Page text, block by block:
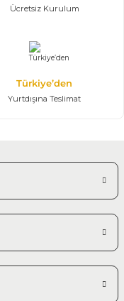
Ücretsiz Kurulum
Türkiye’den
Yurtdışına Teslimat